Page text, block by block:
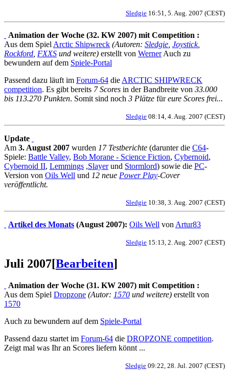
Sledgie 16:51, 5. Aug. 2007 (CEST)
Animation der Woche (32. KW 2007) mit Competition :
Aus dem Spiel Arctic Shipwreck (Autoren: Sledgie Joystick,
Rockford FXXS und weitere) erstellt von WernerAuch zu
bewundern auf dem Spiele-Portal
Passend dazu läuft im Forum-64 die ARCTIC SHIPWRECK
competition. Es gibt bereits 7 Scores in der Bandbreite von 33.000
bis 113.270 Punkten. Somit sind noch 3 Plätze füreure Scores frei...
Sledgie 08:14, 4. Aug. 2007 (CEST)
Update
Am 3. August 2007 wurden 17 Testberichte (darunter die C64-
Spiele: Battle Valley, Bob Morane - Science Fiction, Cybernoid,
Cybernoid II, Lemmings ,Slayerund Stormlord) sowie die PC-
Version von Oils Well und 12 neue Power Play-Cover
veröffentlicht.
Sledgie 10:38, 3. Aug. 2007 (CEST)
Artikel des Monats (August 2007): Oils Well von Artur83
Sledgie 15:13, 2. Aug. 2007 (CEST)
Juli 2007[Bearbeiten]
Animation der Woche (31. KW 2007) mit Competition :
Aus dem Spiel Dropzone (Autor: 1570 und weitere) erstellt von
1570
Auch zu bewundern auf dem Spiele-Portal
Passend dazu startet im Forum-64 die DROPZONE competition.
Zeigt mal was Ihr an Scores liefern könnt ...
Sledgie 09:22, 28. Jul. 2007 (CEST)